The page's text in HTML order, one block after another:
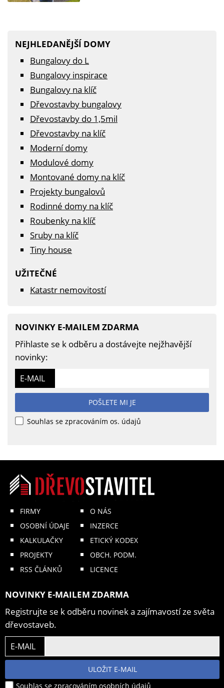
NEJHLEDANĚJŠÍ DOMY
Bungalovy do L
Bungalovy inspirace
Bungalovy na klíč
Dřevostavby bungalovy
Dřevostavby do 1,5mil
Dřevostavby na klíč
Moderní domy
Modulové domy
Montované domy na klíč
Projekty bungalovů
Rodinné domy na klíč
Roubenky na klíč
Sruby na klíč
Tiny house
UŽITEČNÉ
Katastr nemovitostí
NOVINKY E-MAILEM ZDARMA
Přihlaste se k odběru a dostávejte nejžhavější
novinky:
E-MAIL
POŠLETE MI JE
Souhlas se zpracováním os. údajů
FIRMY
OSOBNÍ ÚDAJE
KALKULAČKY
PROJEKTY
RSS ČLÁNKŮ
O NÁS
INZERCE
ETICKÝ KODEX
OBCH. PODM.
LICENCE
NOVINKY E-MAILEM ZDARMA
Registrujte se k odběru novinek a zajímavostí ze světa
dřevostaveb.
E-MAIL
ULOŽIT E-MAIL
Souhlas se zpracováním osobních údajů